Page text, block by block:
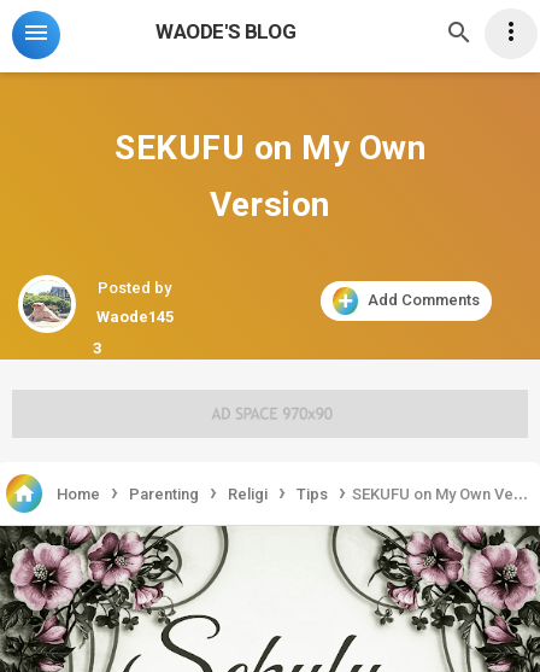
 
WAODE'S BLOG 
SEKUFU on My Own
Version
Posted by
Waode145
3
Add Comments
 Home › Parenting › Religi › Tips › SEKUFU on My Own Version